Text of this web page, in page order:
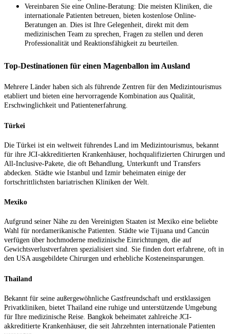
Vereinbaren Sie eine Online-Beratung: Die meisten Kliniken, die
internationale Patienten betreuen, bieten kostenlose Online-
Beratungen an. Dies ist Ihre Gelegenheit, direkt mit dem
medizinischen Team zu sprechen, Fragen zu stellen und deren
Professionalität und Reaktionsfähigkeit zu beurteilen.
Top-Destinationen für einen Magenballon im Ausland
Mehrere Länder haben sich als führende Zentren für den Medizintourismus
etabliert und bieten eine hervorragende Kombination aus Qualität,
Erschwinglichkeit und Patientenerfahrung.
Türkei
Die Türkei ist ein weltweit führendes Land im Medizintourismus, bekannt
für ihre JCI-akkreditierten Krankenhäuser, hochqualifizierten Chirurgen und
All-Inclusive-Pakete, die oft Behandlung, Unterkunft und Transfers
abdecken. Städte wie Istanbul und Izmir beheimaten einige der
fortschrittlichsten bariatrischen Kliniken der Welt.
Mexiko
Aufgrund seiner Nähe zu den Vereinigten Staaten ist Mexiko eine beliebte
Wahl für nordamerikanische Patienten. Städte wie Tijuana und Cancún
verfügen über hochmoderne medizinische Einrichtungen, die auf
Gewichtsverlustverfahren spezialisiert sind. Sie finden dort erfahrene, oft in
den USA ausgebildete Chirurgen und erhebliche Kosteneinsparungen.
Thailand
Bekannt für seine außergewöhnliche Gastfreundschaft und erstklassigen
Privatkliniken, bietet Thailand eine ruhige und unterstützende Umgebung
für Ihre medizinische Reise. Bangkok beheimatet zahlreiche JCI-
akkreditierte Krankenhäuser, die seit Jahrzehnten internationale Patienten